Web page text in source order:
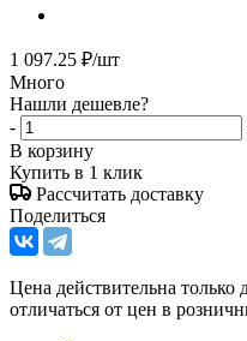
1 097.25 ₽/шт
Много
Нашли дешевле?
-
В корзину
Купить в 1 клик
Рассчитать доставку
Поделиться
Цена действительна только
отличаться от цен в